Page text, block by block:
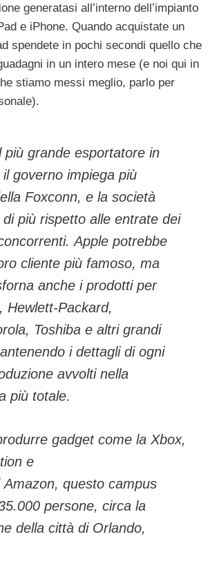
generatasi all’interno dell’impianto
e iPhone. Quando acquistate un
spendete in pochi secondi quello che
in un intero mese (e noi qui in
stiamo messi meglio, parlo per
più grande esportatore in
governo impiega più
Foxconn, e la società
più rispetto alle entrate dei
Apple potrebbe
cliente più famoso, ma
anche i prodotti per
Hewlett-Packard,
Toshiba e altri grandi
i dettagli di ogni
avvolti nella
più totale.
gadget come la Xbox,
e
Amazon, questo campus
persone, circa la
della città di Orlando,